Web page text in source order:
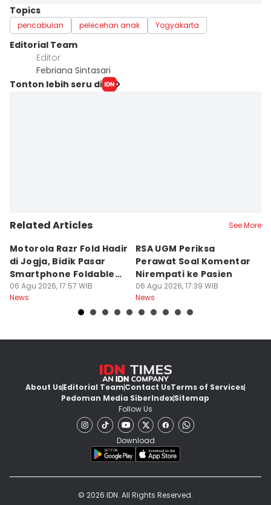
Topics
pencabulan pelecehan anak Yogyakarta
Editorial Team
Editor
Febriana Sintasari
Tonton lebih seru di
Related Articles See More
Motorola Razr Fold Hadir
di Jogja, Bidik Pasar
Smartphone Foldable
Premium
06 Agu 2026, 17:57 WIB
News
RSA UGM Periksa
Perawat Soal Komentar
Nirempati ke Pasien
06 Agu 2026, 17:39 WIB
News
About UsEditorial TeamContact UsTerms of Services
Pedoman Media SiberIndexSitemap
Follow Us
Download
© 2026 IDN. All Rights Reserved.